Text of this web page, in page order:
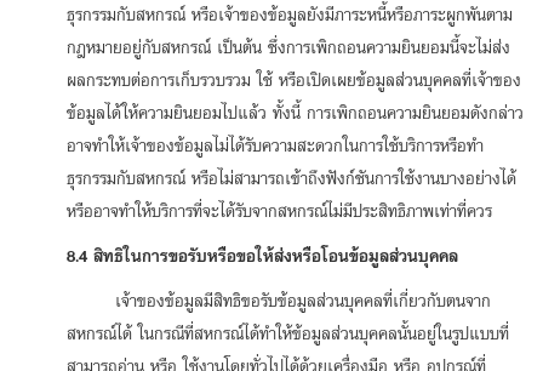
ธุรกรรมกับสหกรณ์ หรือเจ้าของข้อมูลยังมีภาระหนี้หรือภาระผูกพันตาม
กฎหมายอยู่กับสหกรณ์ เป็นต้น ซึ่งการเพิกถอนความยินยอมนี้จะไม่ส่ง
ผลกระทบต่อการเก็บรวบรวม ใช้ หรือเปิดเผยข้อมูลส่วนบุคคลที่เจ้าของ
ข้อมูลได้ให้ความยินยอมไปแล้ว ทั้งนี้ การเพิกถอนความยินยอมดังกล่าว
อาจทำให้เจ้าของข้อมูลไม่ได้รับความสะดวกในการใช้บริการหรือทำ
ธุรกรรมกับสหกรณ์ หรือไม่สามารถเข้าถึงฟังก์ชันการใช้งานบางอย่างได้
หรืออาจทำให้บริการที่จะได้รับจากสหกรณ์ไม่มีประสิทธิภาพเท่าที่ควร
8.4 สิทธิในการขอรับหรือขอให้ส่งหรือโอนข้อมูลส่วนบุคคล
เจ้าของข้อมูลมีสิทธิขอรับข้อมูลส่วนบุคคลที่เกี่ยวกับตนจาก
สหกรณ์ได้ ในกรณีที่สหกรณ์ได้ทำให้ข้อมูลส่วนบุคคลนั้นอยู่ในรูปแบบที่